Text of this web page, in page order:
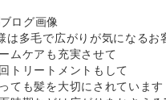
は多毛で広がりが気になるお
ムケアも充実させて
トリートメントもして
ても髪を大切にされています